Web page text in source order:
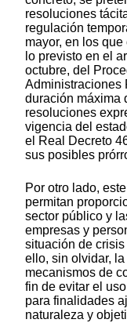
resoluciones
regulación
mayor, en los
lo previsto en el
octubre, del
Administraciones
duración máxima
resoluciones
vigencia del
el Real Decreto
sus posibles
Por otro lado,
permitan
sector público y
empresas y
situación de
ello, sin olvidar,
mecanismos de
fin de evitar el
para finalidades
naturaleza y